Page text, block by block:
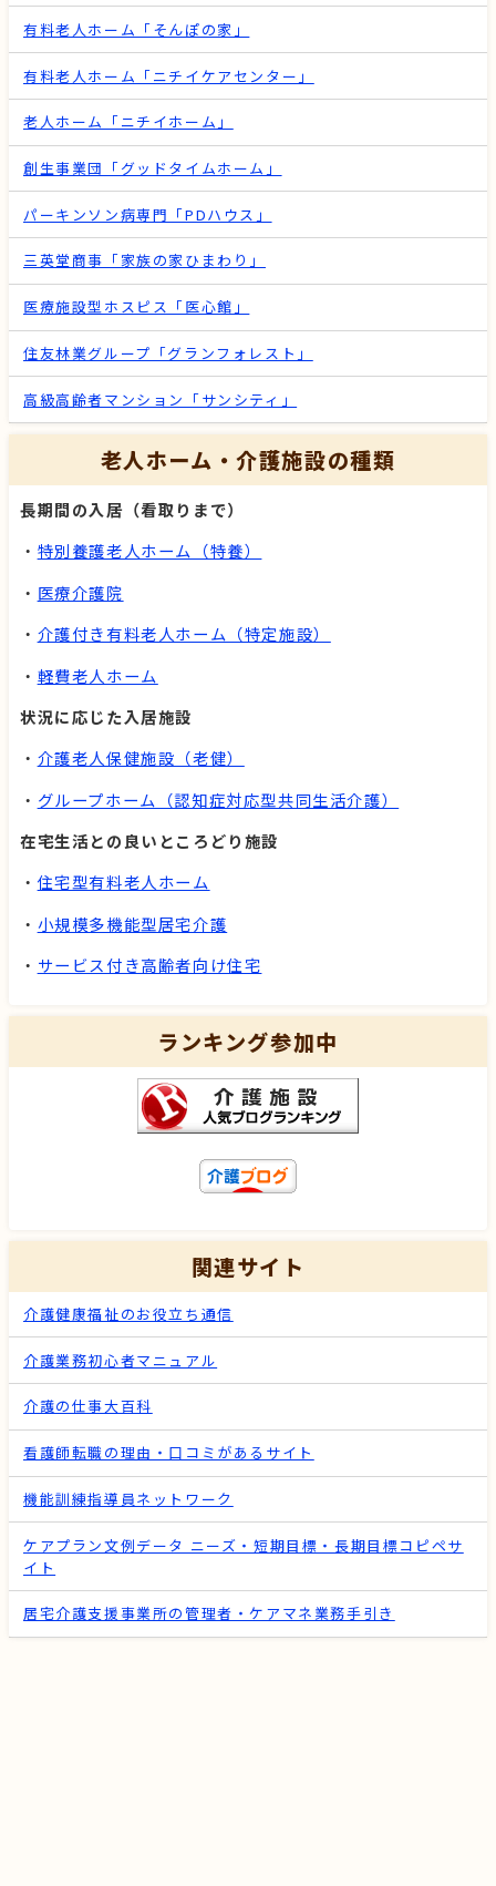
有料老人ホーム「そんぽの家」
有料老人ホーム「ニチイケアセンター」
老人ホーム「ニチイホーム」
創生事業団「グッドタイムホーム」
パーキンソン病専門「PDハウス」
三英堂商事「家族の家ひまわり」
医療施設型ホスピス「医心館」
住友林業グループ「グランフォレスト」
高級高齢者マンション「サンシティ」
老人ホーム・介護施設の種類
長期間の入居（看取りまで）
・ 特別養護老人ホーム（特養）
・ 医療介護院
・ 介護付き有料老人ホーム（特定施設）
・ 軽費老人ホーム
状況に応じた入居施設
・ 介護老人保健施設（老健）
・ グループホーム（認知症対応型共同生活介護）
在宅生活との良いところどり施設
・ 住宅型有料老人ホーム
・ 小規模多機能型居宅介護
・ サービス付き高齢者向け住宅
ランキング参加中
関連サイト
介護健康福祉のお役立ち通信
介護業務初心者マニュアル
介護の仕事大百科
看護師転職の理由・口コミがあるサイト
機能訓練指導員ネットワーク
ケアプラン文例データ ニーズ・短期目標・長期目標コピペサ
イト
居宅介護支援事業所の管理者・ケアマネ業務手引き